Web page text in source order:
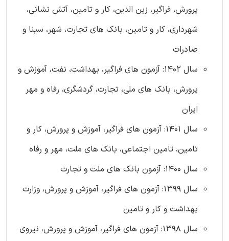
پرورش، فراگیر، زین الدین، کار و تامین، آتش نشانی،
شهرداری، کار و تامین، بانک های تجارت، شهر، سینا و
صادرات
سال 1402: آزمون های فراگیر، بهداشت، نفت، آموزش و
پرورش، بانک های ملی، تجارت، گردشگری، رفاه و مهر
ایران
سال 1401: آزمون های فراگیر، آموزش و پرورش، کار و
تامین، تامین اجتماعی، بانک های ملت، مهر و رفاه
سال 1400: آزمون بانک های ملت و تجارت
سال 1399: آزمون های فراگیر، آموزش و پرورش، وزارت
بهداشت و کار و تامین
سال 1398: آزمون های فراگیر، آموزش و پرورش، نیروی